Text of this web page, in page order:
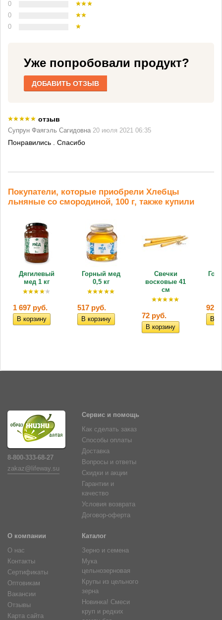
0
0
0
Уже попробовали продукт?
ДОБАВИТЬ ОТЗЫВ
отзыв
Супрун Фаягэль Сагидовна 20 июля 2021 06:35
Понравились . Спасибо
Покупатели, которые приобрели Хлебцы
льняные со смородиной, 100 г, также купили
Дягилевый
мед 1 кг
1 697 руб.
Горный мед
0,5 кг
517 руб.
Свечки
восковые 41
см
72 руб.
925
8-800-333-68-27
zakaz@lifeway.su
Сервис и помощь
Как сделать заказ
Способы оплаты
Доставка
Вопросы и ответы
Скидки и акции
Гарантии и
качество
Условия возврата
Договор-оферта
О компании
О нас
Контакты
Сертификаты
Оптовикам
Вакансии
Отзывы
Карта сайта
Каталог
Зерно и семена
Мука
цельнозерновая
Крупы из цельного
зерна
Новинка! Смеси
круп и редких